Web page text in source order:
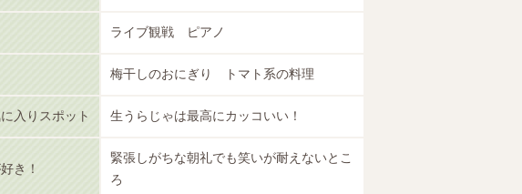
ライブ観戦 ピアノ
梅干しのおにぎり トマト系の料理
入りスポット 生うらじゃは最高にカッコいい！
き！
緊張しがちな朝礼でも笑いが耐えないとこ
ろ